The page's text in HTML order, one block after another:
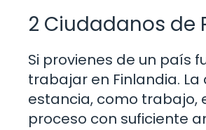
2 Ciudadanos de
Si provienes de un país
trabajar en Finlandia.
estancia, como trabajo,
proceso con suficiente